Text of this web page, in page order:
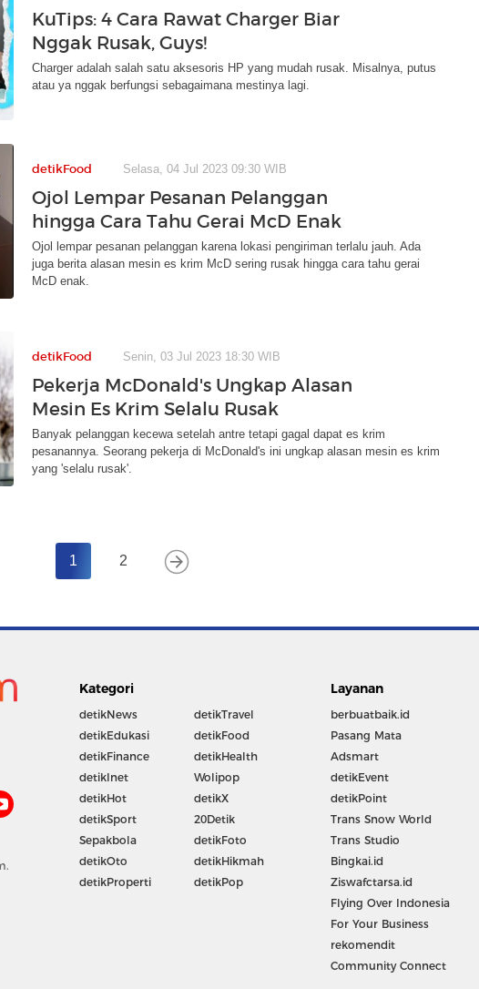
KuTips: 4 Cara Rawat Charger Biar
Nggak Rusak, Guys!
Charger adalah salah satu aksesoris HP yang mudah rusak. Misalnya, putus
atau ya nggak berfungsi sebagaimana mestinya lagi.
detikFood Selasa, 04 Jul 2023 09:30 WIB
Ojol Lempar Pesanan Pelanggan
hingga Cara Tahu Gerai McD Enak
Ojol lempar pesanan pelanggan karena lokasi pengiriman terlalu jauh. Ada
juga berita alasan mesin es krim McD sering rusak hingga cara tahu gerai
McD enak.
detikFood Senin, 03 Jul 2023 18:30 WIB
Pekerja McDonald's Ungkap Alasan
Mesin Es Krim Selalu Rusak
Banyak pelanggan kecewa setelah antre tetapi gagal dapat es krim
pesanannya. Seorang pekerja di McDonald's ini ungkap alasan mesin es krim
yang 'selalu rusak'.
1 2
Kategori
detikNews
detikEdukasi
detikFinance
detikInet
detikHot
detikSport
Sepakbola
detikOto
detikProperti
detikTravel
detikFood
detikHealth
Wolipop
detikX
20Detik
detikFoto
detikHikmah
detikPop
Layanan
berbuatbaik.id
Pasang Mata
Adsmart
detikEvent
detikPoint
Trans Snow World
Trans Studio
Bingkai.id
Ziswafctarsa.id
Flying Over Indonesia
For Your Business
rekomendit
Community Connect